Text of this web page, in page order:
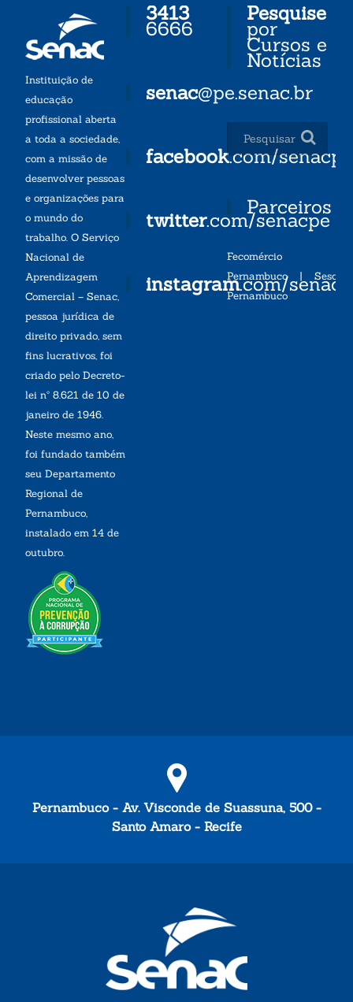
Instituição de
educação
profissional aberta
a toda a sociedade,
com a missão de
desenvolver pessoas
e organizações para
o mundo do
trabalho. O Serviço
Nacional de
Aprendizagem
Comercial – Senac,
pessoa jurídica de
direito privado, sem
fins lucrativos, foi
criado pelo Decreto-
lei nº 8.621 de 10 de
janeiro de 1946.
Neste mesmo ano,
foi fundado também
seu Departamento
Regional de
Pernambuco,
instalado em 14 de
outubro.
3413
6666
senac@pe.senac.br
facebook.com/senacpe
twitter.com/senacpe
instagram.com/
Pesquise
por
Cursos e
Notícias
Parceiros
Fecomércio
Pernambuco| Sesc
Pernambuco
Pernambuco - Av. Visconde de Suassuna, 500 -
Santo Amaro - Recife